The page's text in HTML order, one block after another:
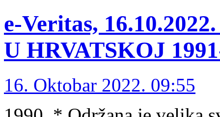
e-Veritas,
U HRVATSKOJ
16. Oktobar 2022. 09:55